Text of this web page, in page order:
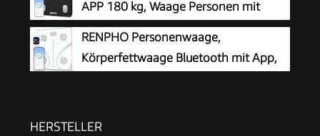
Skelettmuskel, Knochengewicht, BMR, Schwarz
APP 180 kg, Waage Personen mit
Körperfett und Muskelmasse mit 13
Messwerten, Bluetooth Körperfettwaage für
Baby und Schwangere, Schwarz
RENPHO Personenwaage,
Körperfettwaage Bluetooth mit App,
HERSTELLER